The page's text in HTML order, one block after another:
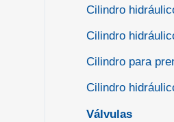
Cilindro
Cilindro
Cilindro para
Cilindro
Válvulas